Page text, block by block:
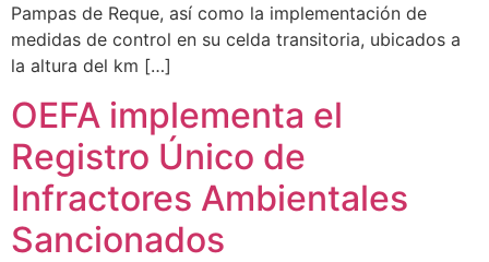
Pampas de Reque, así como la implementación de
medidas de control en su celda transitoria, ubicados a
la altura del km […]
OEFA implementa el
Registro Único de
Infractores Ambientales
Sancionados